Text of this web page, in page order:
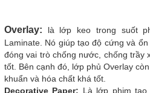
Overlay: là lớp keo trong suốt
Laminate. Nó giúp tạo độ cứng và
đóng vai trò chống nước, chống trầy
tốt. Bên cạnh đó, lớp phủ Overlay
khuẩn và hóa chất khá tốt.
Decorative Paper: Là lớp phim